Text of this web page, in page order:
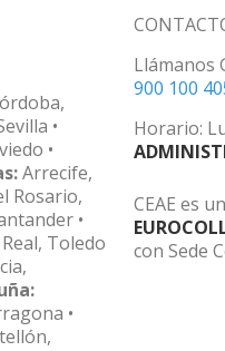
•
•
Arrecife,
Rosario,
•
Toledo
•
Llámanos
900 100
Horario:
CEAE es
con Sede